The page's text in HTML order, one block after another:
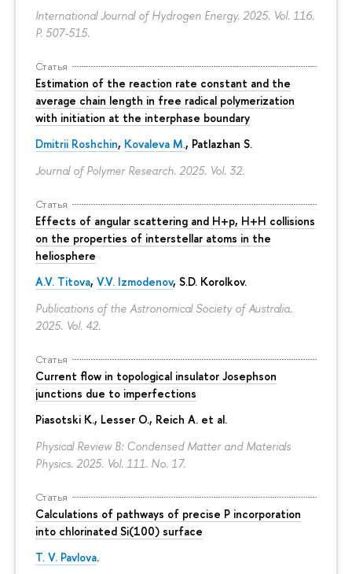
International Journal of Hydrogen Energy. 2025. Vol. 116.
P. 507-515.
Статья
Estimation of the reaction rate constant and the
average chain length in free radical polymerization
with initiation at the interphase boundary
Dmitrii Roshchin, Kovaleva M., Patlazhan S.
Journal of Polymer Research. 2025. Vol. 32.
Статья
Effects of angular scattering and H+p, H+H collisions
on the properties of interstellar atoms in the
heliosphere
A.V. Titova, V.V. Izmodenov, S.D. Korolkov.
Publications of the Astronomical Society of Australia.
2025. Vol. 42.
Статья
Current flow in topological insulator Josephson
junctions due to imperfections
Piasotski K., Lesser O., Reich A. et al.
Physical Review B: Condensed Matter and Materials
Physics. 2025. Vol. 111. No. 17.
Статья
Calculations of pathways of precise P incorporation
into chlorinated Si(100) surface
T. V. Pavlova.